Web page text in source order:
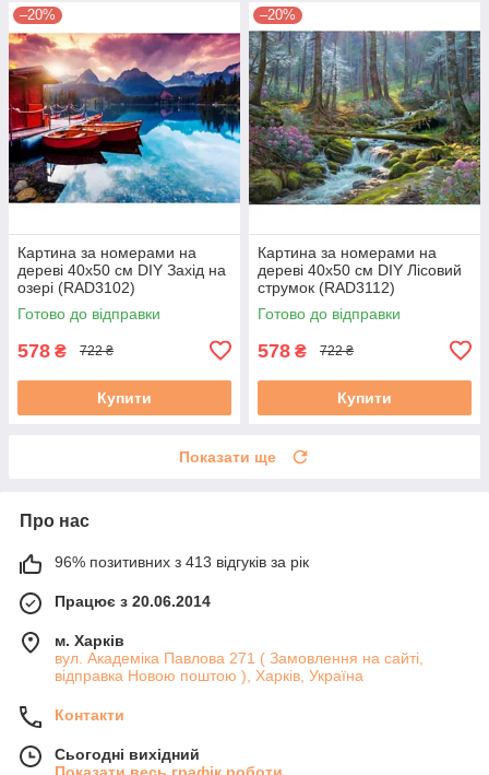
–20%
Картина за номерами на
дереві 40х50 см DIY Захід на
озері (RAD3102)
Готово до відправки
578 ₴ 722 ₴
Купити
–20%
Картина за номерами на
дереві 40х50 см DIY Лісовий
струмок (RAD3112)
Готово до відправки
578 ₴ 722 ₴
Купити
Показати ще
Про нас
96% позитивних з 413 відгуків за рік
Працює з 20.06.2014
м. Харків
вул. Академіка Павлова 271 ( Замовлення на сайті,
відправка Новою поштою ), Харків, Україна
Контакти
Сьогодні вихідний
Показати весь графік роботи